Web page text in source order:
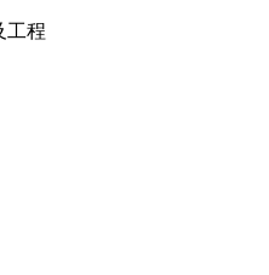
工程